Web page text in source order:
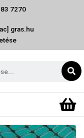
7270
gras.hu